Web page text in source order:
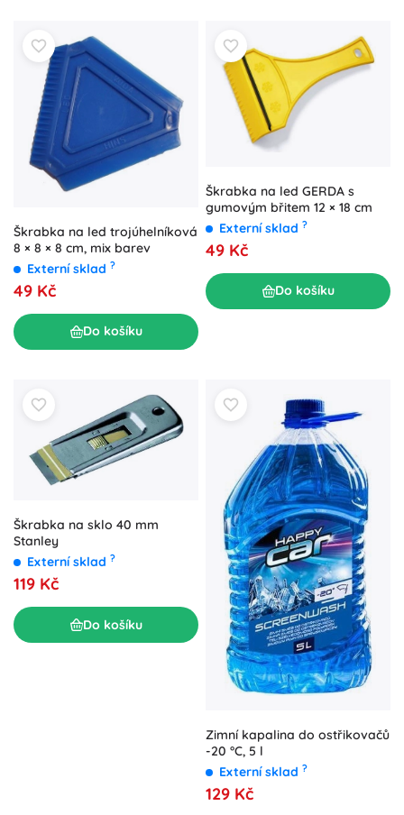
Škrabka na led trojúhelníková
8 × 8 × 8 cm, mix barev
Externí sklad ?
49 Kč
Do košíku
Škrabka na led GERDA s
gumovým břitem 12 × 18 cm
Externí sklad ?
49 Kč
Do košíku
Škrabka na sklo 40 mm
Stanley
Externí sklad ?
119 Kč
Do košíku
Zimní kapalina do ostřikovačů
-20 °C, 5 l
Externí sklad ?
129 Kč